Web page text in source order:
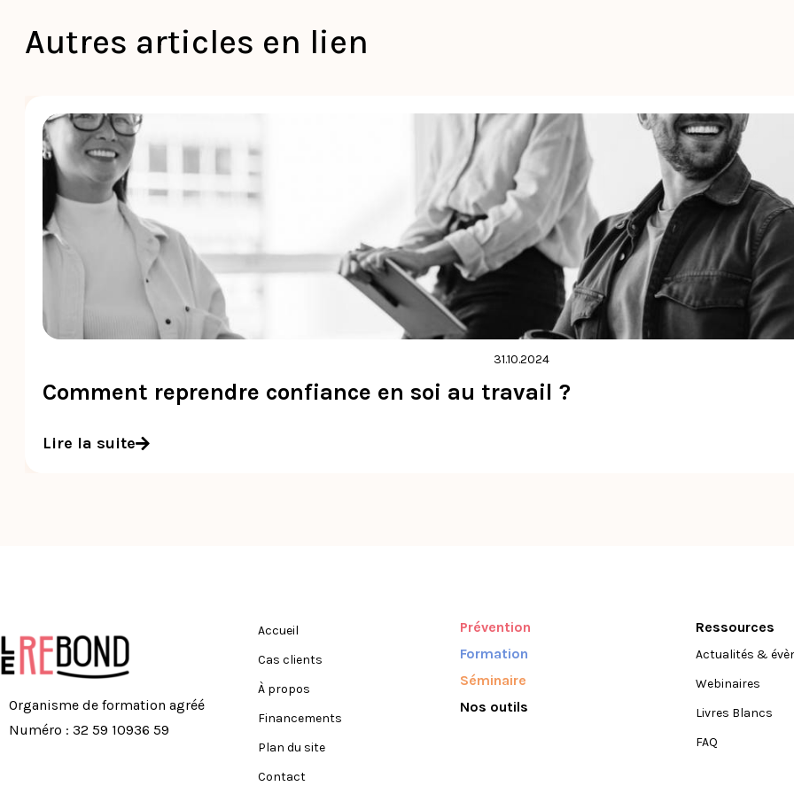
Autres articles en lien
31.10.2024
Comment reprendre confiance en soi au travail ?
Lire la suite
Organisme de formation agréé
Numéro : 32 59 10936 59
Accueil
Cas clients
À propos
Financements
Plan du site
Contact
Prévention
Formation
Séminaire
Nos outils
Ressources
Actualités &
Webinaires
Livres Blancs
FAQ